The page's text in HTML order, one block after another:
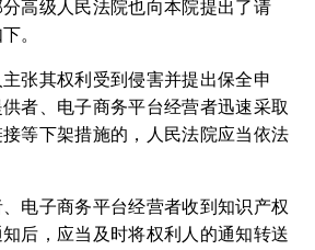
高级人民法院也向本院提出了请
。
张其权利受到侵害并提出保全申
者、电子商务平台经营者迅速采取
等下架措施的，人民法院应当依法
电子商务平台经营者收到知识产权
后，应当及时将权利人的通知转送